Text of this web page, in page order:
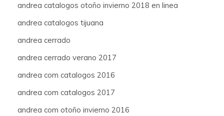
andrea catalogos otoño invierno 2018 en linea
andrea catalogos tijuana
andrea cerrado
andrea cerrado verano 2017
andrea com catalogos 2016
andrea com catalogos 2017
andrea com otoño invierno 2016